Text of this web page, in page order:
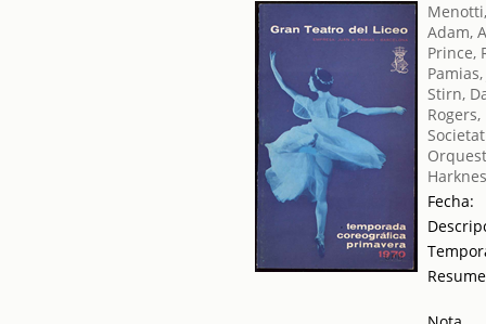
Adam,
Prince,
Stirn,
Fecha: